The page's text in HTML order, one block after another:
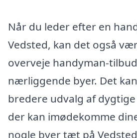
Når du leder efter en
Vedsted, kan det også
overveje handyman-
nærliggende byer. Det
bredere udvalg af
der kan imødekomme
nogle byer tæt på